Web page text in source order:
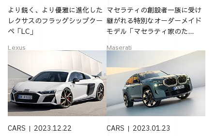
より鋭く、より優雅に進化した
レクサスのフラッグシップクー
ペ「LC」
Lexus
マセラティの創設者一族に受け
継がれる特別なオーダーメイド
モデル「マセラティ家のた...
Maserati
CARS 2023.12.22 CARS 2023.01.23